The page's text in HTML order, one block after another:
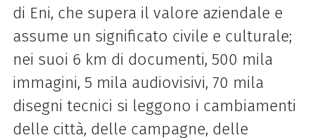
di Eni, che supera il valore aziendale e
assume un significato civile e culturale;
nei suoi 6 km di documenti, 500 mila
immagini, 5 mila audiovisivi, 70 mila
disegni tecnici si leggono i cambiamenti
delle città, delle campagne, delle